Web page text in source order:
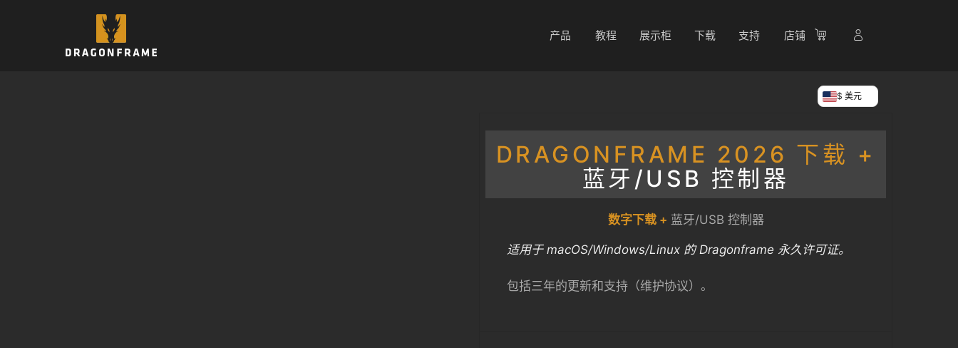
产品 教程 展示柜 下载 支持 店铺
$ 美元
DRAGONFRAME 2026 下载 +
蓝牙/USB 控制器
数字下载 + 蓝牙/USB 控制器
适用于 macOS/Windows/Linux 的 Dragonframe 永久许可证。
包括三年的更新和支持（维护协议）。